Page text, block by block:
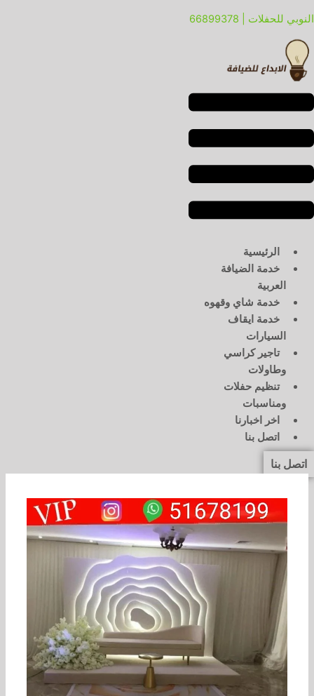
إلى
المحتوى
النوبي للحفلات | 66899378
الرئيسية
خدمة الضيافة
العربية
خدمة شاي وقهوه
خدمة ايقاف
السيارات
تاجير كراسي
وطاولات
تنظيم حفلات
ومناسبات
اخر اخبارنا
اتصل بنا
اتصل بنا